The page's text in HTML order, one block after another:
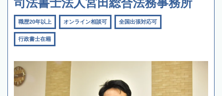
職歴20年以上 オンライン相談可 全国出張対応可
行政書士在籍